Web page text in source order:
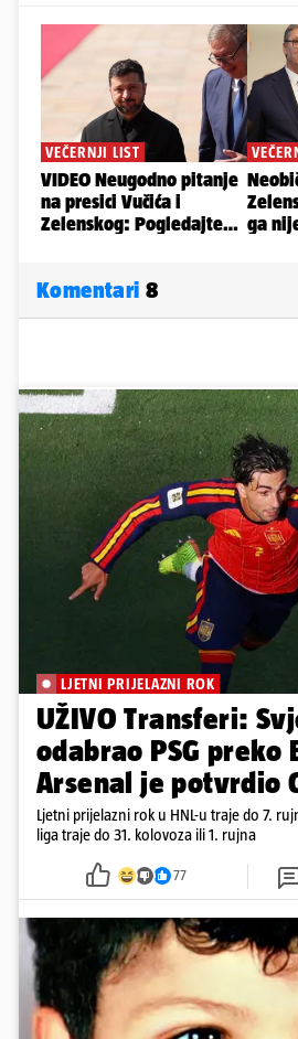
Komentari 8
LJETNI PRIJELAZNI ROK
UŽIVO Transferi:
odabrao PSG preko
Arsenal je potvrdio
Ljetni prijelazni rok u HNL-u traje do 7.
liga traje do 31. kolovoza ili 1. rujna
77